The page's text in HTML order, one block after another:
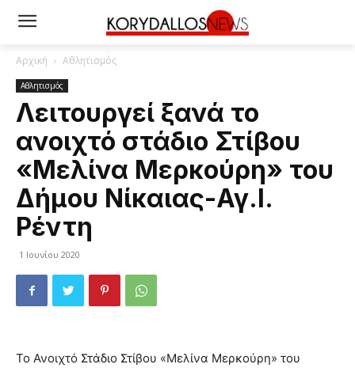
Αρχική Αθλητισμός
Αθλητισμός
Λειτουργεί ξανά το
ανοιχτό στάδιο Στίβου
«Μελίνα Μερκούρη» του
Δήμου Νίκαιας-Αγ.Ι.
Ρέντη
1 Ιουνίου 2020
Το Ανοιχτό Στάδιο Στίβου «Μελίνα Μερκούρη» του